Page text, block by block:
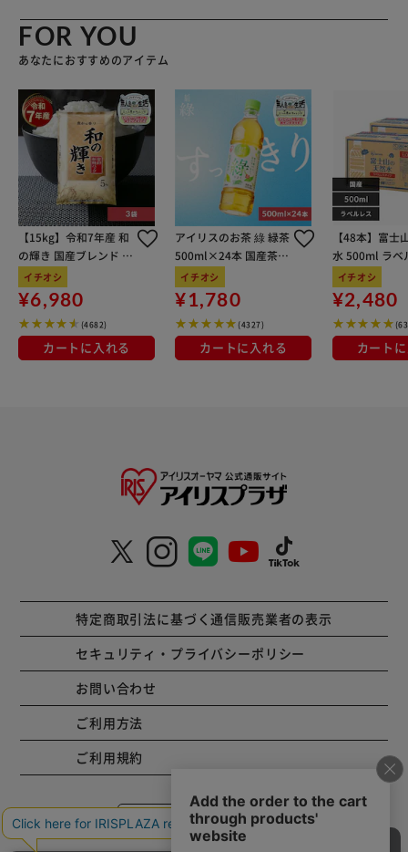
インスペースのフロント側にもカードポケットを1枚分設け
てあるので、よく使うクレジットカードやICカードの収納は
こちらが便利！ 【使うほどに深まる味わい】 使い込むごと
に味わい増していく、ナチュラルな本革素材ならではの経年
変化が楽しめるのも魅力のひとつ。 【世界中で愛されるデ
ザイン】 大人から子どもまで世界中から愛されるキャラク
ターを大人の革小物にアレンジ。バイクにまたがって風を切
って走る「ライダー・スヌーピー」を型押しした、遊び心あ
ふれるデザイン。 【ポケット仕様】 札入れポケット×3 フ
ァスナー式コインポケット×1 カードポケット×13 フリー
ポケット×2
FOR YOU
あなたにおすすめのアイテム
【15kg】令和7年産 和
の輝き 国産ブレンド 5
kg×3袋
イチオシ
¥6,980
(4682)
カートに入れる
アイリスのお茶 綠 緑茶
500ml×24本 国産茶葉
100％使用
イチオシ
¥1,780
(4327)
カートに入れる
【48本】富士
水 500ml ラベ
イチオシ
¥2,480
カート
特定商取引法に基づく通信販売業者の表示
セキュリティ・プライバシーポリシー
お問い合わせ
ご利用方法
ご利用規約
コーポレートサイト